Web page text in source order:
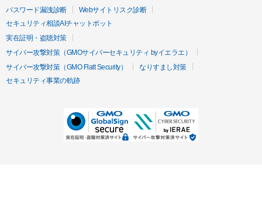
パスワード漏洩診断
Webサイトリスク診断
セキュリティ相談AIチャットボット
実在証明・盗聴対策
サイバー攻撃対策（GMOサイバーセキュリティ byイエラエ）
サイバー攻撃対策（GMO Flatt Security）
なりすまし対策
セキュリティ事業の軌跡